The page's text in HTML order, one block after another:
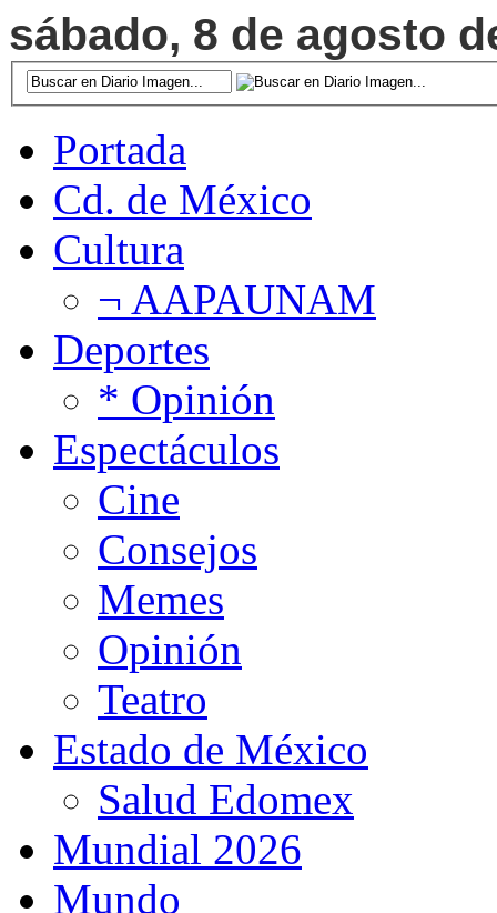
sábado, 8 de agosto
Portada
Cd. de México
Cultura
¬ AAPAUNAM
Deportes
* Opinión
Espectáculos
Cine
Consejos
Memes
Opinión
Teatro
Estado de México
Salud Edomex
Mundial 2026
Mundo